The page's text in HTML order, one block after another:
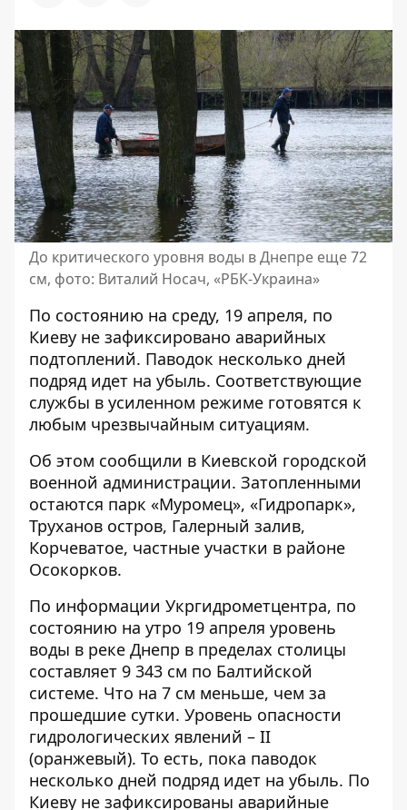
До критического уровня воды в Днепре еще 72
см, фото: Виталий Носач, «РБК-Украина»
По состоянию на среду, 19 апреля, по
Киеву не зафиксировано аварийных
подтоплений. Паводок несколько дней
подряд идет на убыль. Соответствующие
службы в усиленном режиме готовятся к
любым чрезвычайным ситуациям.
Об этом сообщили в Киевской городской
военной администрации. Затопленными
остаются парк «Муромец», «Гидропарк»,
Труханов остров, Галерный залив,
Корчеватое, частные участки в районе
Осокорков.
По информации Укргидрометцентра, по
состоянию на утро 19 апреля уровень
воды в реке Днепр в пределах столицы
составляет 9 343 см по Балтийской
системе. Что на 7 см меньше, чем за
прошедшие сутки. Уровень опасности
гидрологических явлений – II
(оранжевый). То есть, пока паводок
несколько дней подряд идет на убыль. По
Киеву не зафиксированы аварийные